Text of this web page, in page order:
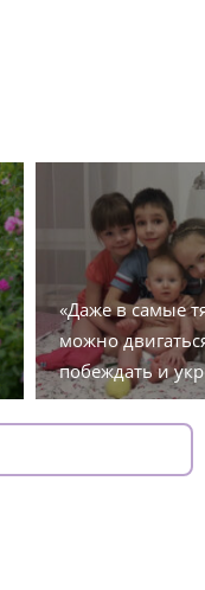
«Даже в самые
можно
побеждать и